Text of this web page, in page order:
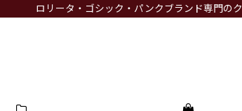
ロリータ・ゴシック・パンクブランド専門の